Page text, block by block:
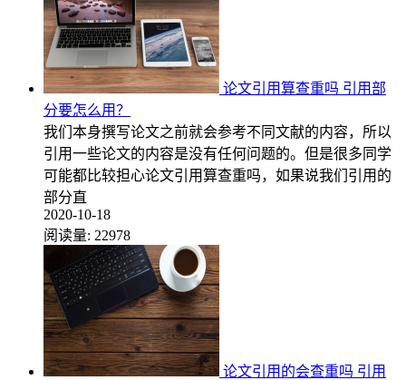
论文引用算查重吗 引用部
分要怎么用？
我们本身撰写论文之前就会参考不同文献的内容，所以
引用一些论文的内容是没有任何问题的。但是很多同学
可能都比较担心论文引用算查重吗，如果说我们引用的
部分直
2020-10-18
阅读量: 22978
论文引用的会查重吗 引用